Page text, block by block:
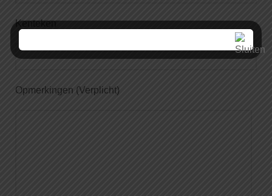
Kenteken
Opmerkingen (Verplicht)